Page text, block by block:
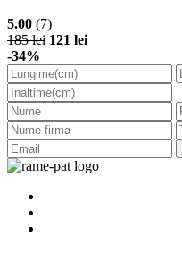
5.00 (7)
185 lei 121 lei
-34%